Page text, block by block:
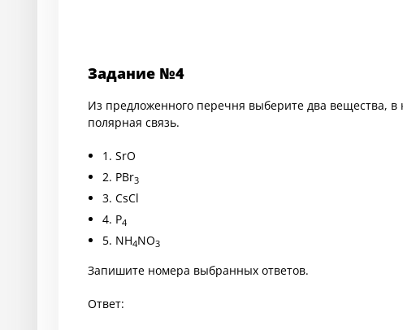
Задание №4
Из предложенного перечня выберите два вещества, в
полярная связь.
1. SrO
2. PBr3
3. CsCl
4. P4
5. NH4NO3
Запишите номера выбранных ответов.
Ответ: